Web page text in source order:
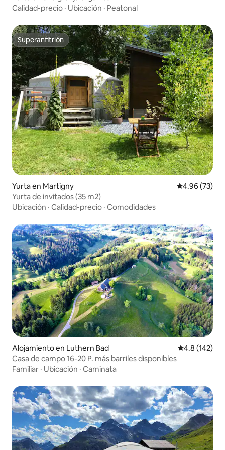
Calidad-precio · Ubicación · Peatonal
Superanfitrión
Superanfitrión
Yurta en Martigny Calificación
4.96 (73)
Yurta de invitados (35 m2)
Ubicación · Calidad-precio · Comodidades
Alojamiento en Luthern Bad Calificación
4.8 (142)
Casa de campo 16-20 P. más barriles disponibles
Familiar · Ubicación · Caminata